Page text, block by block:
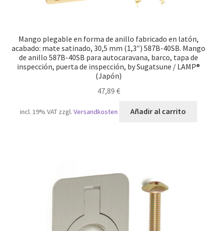
Mango plegable en forma de anillo fabricado en latón,
acabado: mate satinado, 30,5 mm (1,3″) 587B-40SB. Mango
de anillo 587B-40SB para autocaravana, barco, tapa de
inspección, puerta de inspección, by Sugatsune / LAMP®
(Japón)
47,89 €
incl. 19% VAT zzgl.Versandkosten Añadir al carrito